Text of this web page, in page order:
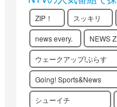
ZIP！ スッキリ
news every. NEWS
ウェークアップ!ぷらす
Going! Sports&News
シューイチ